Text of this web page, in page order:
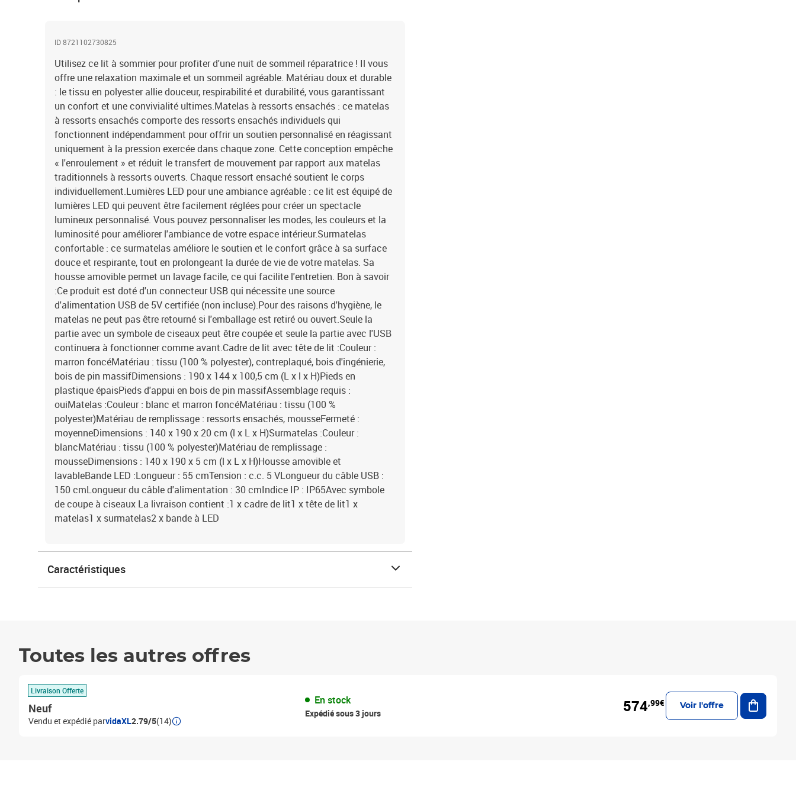
ID 8721102730825
Utilisez ce lit à sommier pour profiter d'une nuit de sommeil réparatrice ! Il vous
offre une relaxation maximale et un sommeil agréable. Matériau doux et durable
: le tissu en polyester allie douceur, respirabilité et durabilité, vous garantissant
un confort et une convivialité ultimes.Matelas à ressorts ensachés : ce matelas
à ressorts ensachés comporte des ressorts ensachés individuels qui
fonctionnent indépendamment pour offrir un soutien personnalisé en réagissant
uniquement à la pression exercée dans chaque zone. Cette conception empêche
« l'enroulement » et réduit le transfert de mouvement par rapport aux matelas
traditionnels à ressorts ouverts. Chaque ressort ensaché soutient le corps
individuellement.Lumières LED pour une ambiance agréable : ce lit est équipé de
lumières LED qui peuvent être facilement réglées pour créer un spectacle
lumineux personnalisé. Vous pouvez personnaliser les modes, les couleurs et la
luminosité pour améliorer l'ambiance de votre espace intérieur.Surmatelas
confortable : ce surmatelas améliore le soutien et le confort grâce à sa surface
douce et respirante, tout en prolongeant la durée de vie de votre matelas. Sa
housse amovible permet un lavage facile, ce qui facilite l'entretien. Bon à savoir
:Ce produit est doté d'un connecteur USB qui nécessite une source
d'alimentation USB de 5V certifiée (non incluse).Pour des raisons d'hygiène, le
matelas ne peut pas être retourné si l'emballage est retiré ou ouvert.Seule la
partie avec un symbole de ciseaux peut être coupée et seule la partie avec l'USB
continuera à fonctionner comme avant.Cadre de lit avec tête de lit :Couleur :
marron foncéMatériau : tissu (100 % polyester), contreplaqué, bois d'ingénierie,
bois de pin massifDimensions : 190 x 144 x 100,5 cm (L x l x H)Pieds en
plastique épaisPieds d'appui en bois de pin massifAssemblage requis :
ouiMatelas :Couleur : blanc et marron foncéMatériau : tissu (100 %
polyester)Matériau de remplissage : ressorts ensachés, mousseFermeté :
moyenneDimensions : 140 x 190 x 20 cm (l x L x H)Surmatelas :Couleur :
blancMatériau : tissu (100 % polyester)Matériau de remplissage :
mousseDimensions : 140 x 190 x 5 cm (l x L x H)Housse amovible et
lavableBande LED :Longueur : 55 cmTension : c.c. 5 VLongueur du câble USB :
150 cmLongueur du câble d'alimentation : 30 cmIndice IP : IP65Avec symbole
de coupe à ciseaux La livraison contient :1 x cadre de lit1 x tête de lit1 x
matelas1 x surmatelas2 x bande à LED
Caractéristiques
Toutes les autres offres
Livraison Offerte
Neuf
Vendu et expédié parvidaXL2.79/5(14)
En stock
Expédié sous 3 jours 574,99€ Voir l'offre
Ajouter